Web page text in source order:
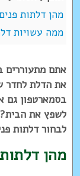
מהן דלתות
ממה עשויות
אתם מתעוררים
את הדלת לחדר
בסמארטפון גם
לשפץ את הבית?
לבחור דלתות
מהן